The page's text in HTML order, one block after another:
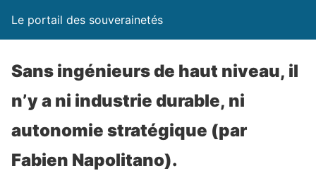
Le portail des souverainetés
Sans ingénieurs de haut niveau, il
n’y a ni industrie durable, ni
autonomie stratégique (par
Fabien Napolitano).